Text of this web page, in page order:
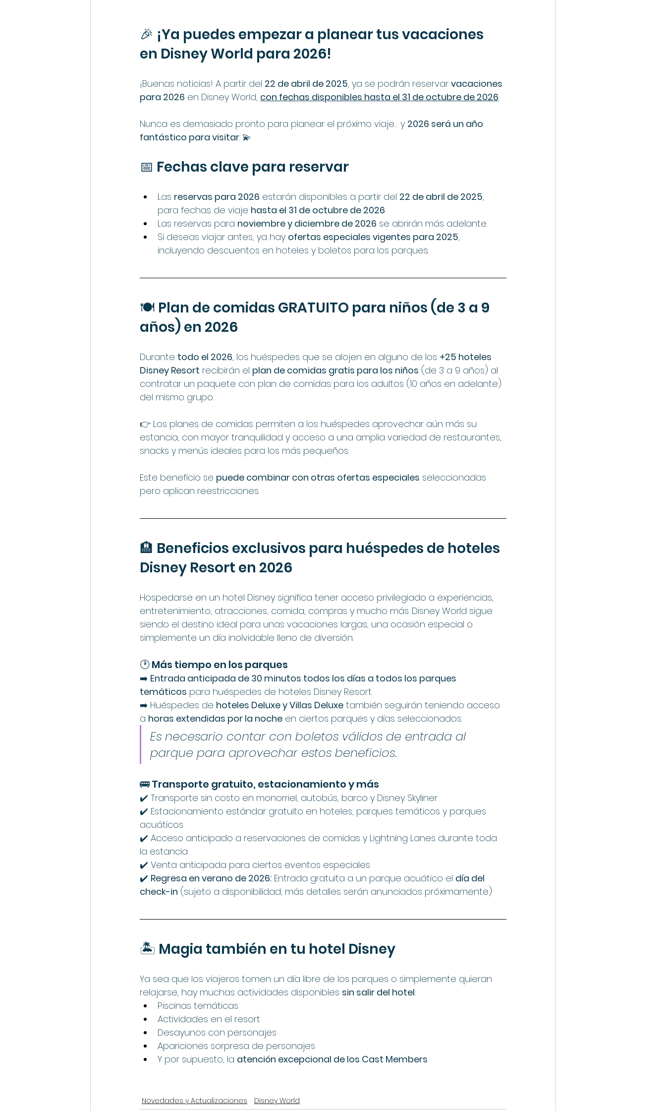
🎉 ¡Ya puedes empezar a planear tus vacaciones
en Disney World para 2026!
¡Buenas noticias! A partir del 22 de abril de 2025, ya se podrán reservar vacaciones
para 2026 en Disney World, con fechas disponibles hasta el 31 de octubre de 2026.
Nunca es demasiado pronto para planear el próximo viaje… y 2026 será un año
fantástico para visitar. 💫
📅 Fechas clave para reservar
Las reservas para 2026 estarán disponibles a partir del 22 de abril de 2025,
para fechas de viaje hasta el 31 de octubre de 2026.
Las reservas para noviembre y diciembre de 2026 se abrirán más adelante.
Si deseas viajar antes, ya hay ofertas especiales vigentes para 2025,
incluyendo descuentos en hoteles y boletos para los parques.
🍽️ Plan de comidas GRATUITO para niños (de 3 a 9
años) en 2026
Durante todo el 2026, los huéspedes que se alojen en alguno de los +25 hoteles
Disney Resort recibirán el plan de comidas gratis para los niños (de 3 a 9 años) al
contratar un paquete con plan de comidas para los adultos (10 años en adelante)
del mismo grupo.
👉 Los planes de comidas permiten a los huéspedes aprovechar aún más su
estancia, con mayor tranquilidad y acceso a una amplia variedad de restaurantes,
snacks y menús ideales para los más pequeños.
Este beneficio se puede combinar con otras ofertas especiales seleccionadas
pero aplican reestricciones.
🏨 Beneficios exclusivos para huéspedes de hoteles
Disney Resort en 2026
Hospedarse en un hotel Disney significa tener acceso privilegiado a experiencias,
entretenimiento, atracciones, comida, compras y mucho más. Disney World sigue
siendo el destino ideal para unas vacaciones largas, una ocasión especial o
simplemente un día inolvidable lleno de diversión.
🕐 Más tiempo en los parques
➡️ Entrada anticipada de 30 minutos todos los días a todos los parques
temáticos para huéspedes de hoteles Disney Resort.
➡️ Huéspedes de hoteles Deluxe y Villas Deluxe también seguirán teniendo acceso
a horas extendidas por la noche en ciertos parques y días seleccionados.
Es necesario contar con boletos válidos de entrada al
parque para aprovechar estos beneficios.
🚌 Transporte gratuito, estacionamiento y más
✔️ Transporte sin costo en monorriel, autobús, barco y Disney Skyliner
✔️ Estacionamiento estándar gratuito en hoteles, parques temáticos y parques
acuáticos
✔️ Acceso anticipado a reservaciones de comidas y Lightning Lanes durante toda
la estancia
✔️ Venta anticipada para ciertos eventos especiales
✔️ Regresa en verano de 2026: Entrada gratuita a un parque acuático el día del
check-in (sujeto a disponibilidad; más detalles serán anunciados próximamente)
🏝️ Magia también en tu hotel Disney
Ya sea que los viajeros tomen un día libre de los parques o simplemente quieran
relajarse, hay muchas actividades disponibles sin salir del hotel:
Piscinas temáticas
Actividades en el resort
Desayunos con personajes
Apariciones sorpresa de personajes
Y por supuesto, la atención excepcional de los Cast Members
Novedades y Actualizaciones Disney World